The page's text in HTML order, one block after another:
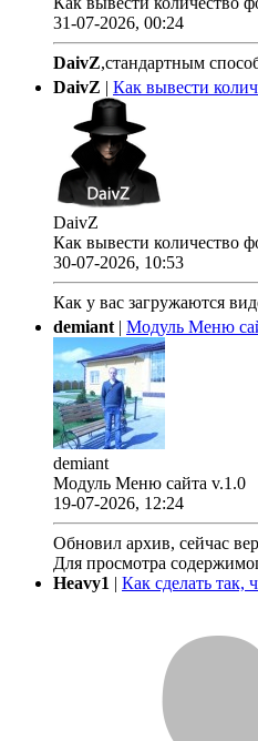
31-07-2026, 00:24
DaivZ,стандартным
DaivZ | Как вывести
DaivZ
Как вывести количество
30-07-2026, 10:53
Как у вас загружаются
demiant | Модуль Меню
demiant
Модуль Меню сайта v.1.0
19-07-2026, 12:24
Обновил архив, сейчас
Для просмотра
Heavy1 | Как сделать так,